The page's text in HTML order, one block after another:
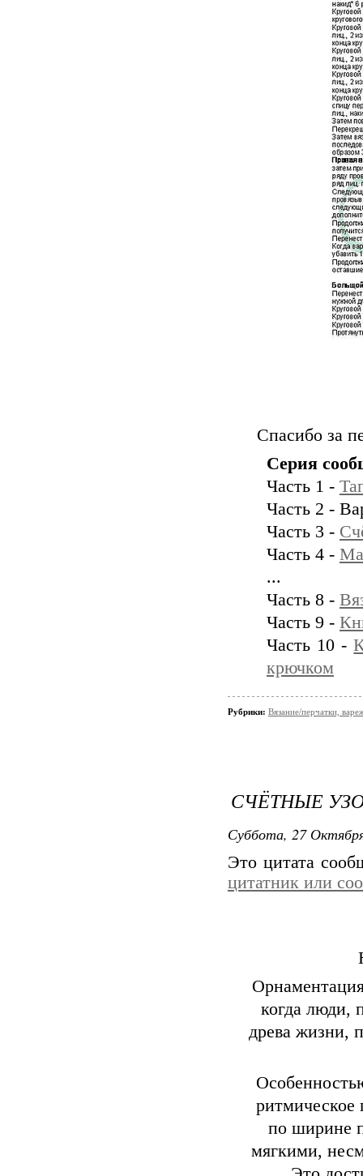
Спасибо за
Серия
Часть 1 -
Часть 2 -
Часть 3 -
Часть 4 -
...
Часть 8 -
Часть 9 -
Часть 10 -
крючком
Рубрики: Вязание/перчатки,
СЧЁТНЫЕ
Суббота, 27
Это цитата
цитатник или
когда люди,
древа жизни,
ритмическое
по ширине
мягкими,